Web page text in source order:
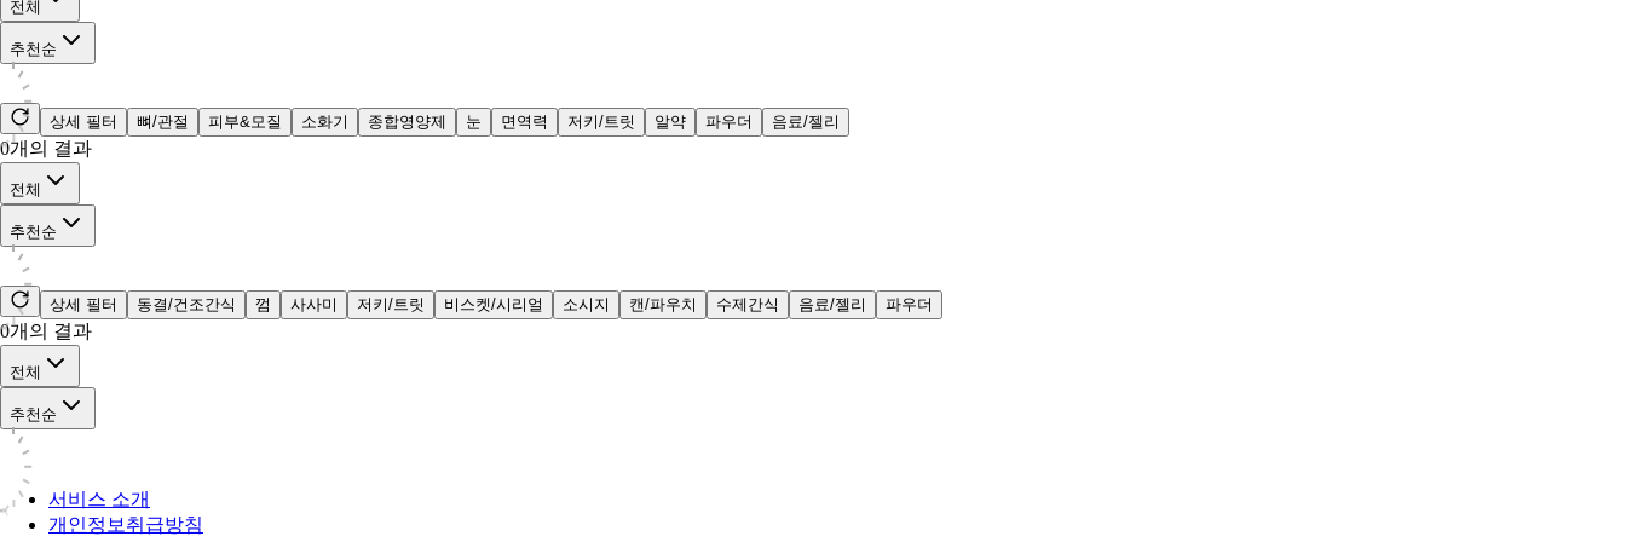
전체
추천순
상세 필터 뼈/관절 피부&모질 소화기 종합영양제 눈 면역력 저키/트릿 알약 파우더 음료/젤리
0개의 결과
전체
추천순
상세 필터 동결/건조간식 껌 사사미 저키/트릿 비스켓/시리얼 소시지 캔/파우치 수제간식 음료/젤리 파우더
0개의 결과
전체
추천순
서비스 소개
개인정보취급방침